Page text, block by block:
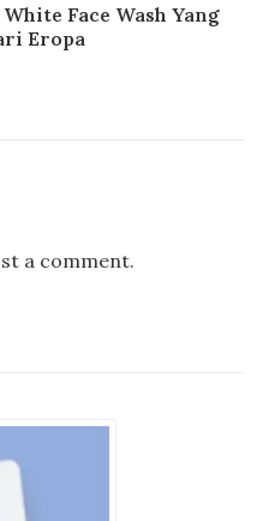
Face Wash Yang
Eropa
a comment.